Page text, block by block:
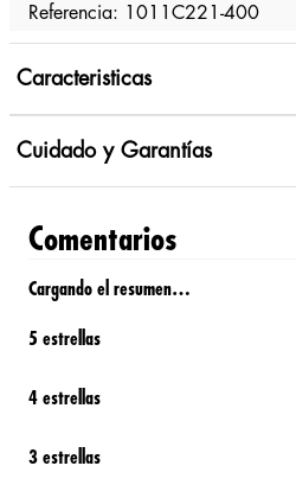
Referencia: 1011C221-400
Caracteristicas
Cuidado y Garantías
Comentarios
Cargando el resumen…
5 estrellas
4 estrellas
3 estrellas